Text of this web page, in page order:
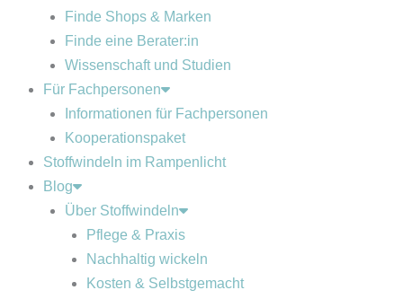
Finde Shops & Marken
Finde eine Berater:in
Wissenschaft und Studien
Für Fachpersonen
Informationen für Fachpersonen
Kooperationspaket
Stoffwindeln im Rampenlicht
Blog
Über Stoffwindeln
Pflege & Praxis
Nachhaltig wickeln
Kosten & Selbstgemacht